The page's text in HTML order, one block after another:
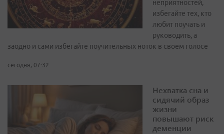
неприятностей,
избегайте тех, кто
любит поучать и
руководить, а
заодно и сами избегайте поучительных ноток в своем голосе
сегодня, 07:32
Нехватка сна и
сидячий образ
жизни
повышают риск
деменции